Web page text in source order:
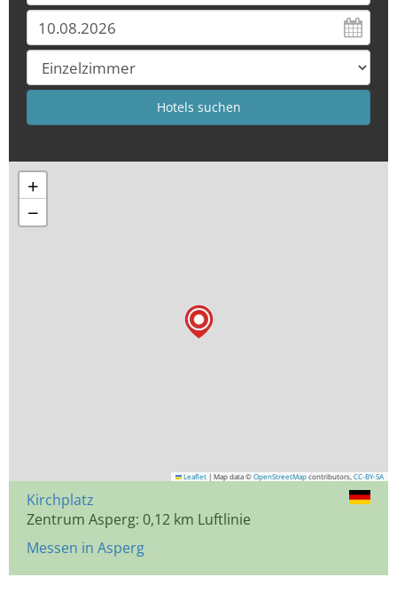
+
−
Leaflet | Map data © OpenStreetMap contributors, CC-BY-SA
Kirchplatz
Zentrum Asperg: 0,12 km Luftlinie
Messen in Asperg